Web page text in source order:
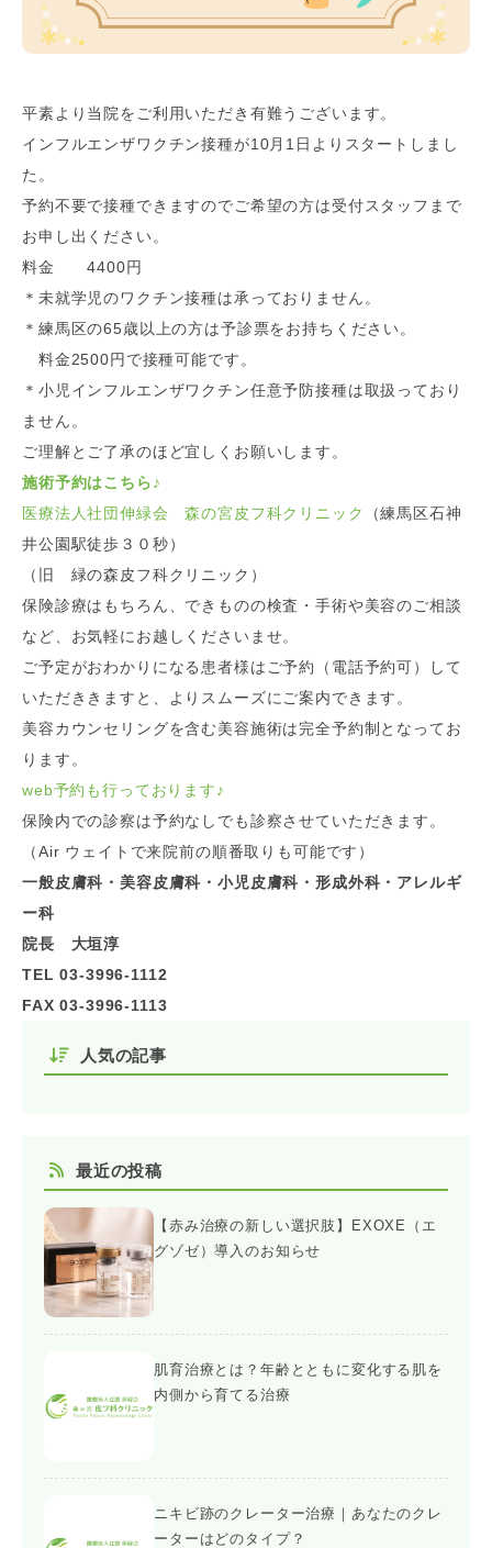
平素より当院をご利用いただき有難うございます。
インフルエンザワクチン接種が10月1日よりスタートしまし
た。
予約不要で接種できますのでご希望の方は受付スタッフまで
お申し出ください。
料金 4400円
＊未就学児のワクチン接種は承っておりません。
＊練馬区の65歳以上の方は予診票をお持ちください。
料金2500円で接種可能です。
＊小児インフルエンザワクチン任意予防接種は取扱っており
ません。
ご理解とご了承のほど宜しくお願いします。
施術予約はこちら♪
医療法人社団伸緑会 森の宮皮フ科クリニック
（練馬区石神
井公園駅徒歩３０秒）
（旧 緑の森皮フ科クリニック）
保険診療はもちろん、できものの検査・手術や美容のご相談
など、お気軽にお越しくださいませ。
ご予定がおわかりになる患者様はご予約（電話予約可）して
いただききますと、よりスムーズにご案内できます。
美容カウンセリングを含む美容施術は完全予約制となってお
ります。
web予約も行っております♪
保険内での診察は予約なしでも診察させていただきます。
（Air ウェイトで来院前の順番取りも可能です）
一般皮膚科・美容皮膚科・小児皮膚科・形成外科・アレルギ
ー科
院長 大垣淳
TEL 03-3996-1112
FAX 03-3996-1113
人気の記事
最近の投稿
【赤み治療の新しい選択肢】EXOXE（エ
グゾゼ）導入のお知らせ
肌育治療とは？年齢とともに変化する肌を
内側から育てる治療
ニキビ跡のクレーター治療｜あなたのクレ
ーターはどのタイプ？